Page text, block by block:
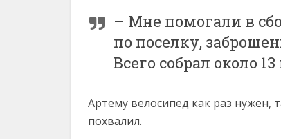
– Мне помогали в
по поселку,
Всего собрал около
Артему велосипед как раз нужен,
похвалил.